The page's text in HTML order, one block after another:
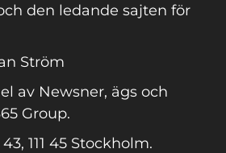
den ledande sajten för
Ström
av Newsner, ägs och
Group.
111 45 Stockholm.